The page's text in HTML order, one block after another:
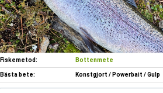
Fiskemetod: Bottenmete
Bästa bete: Konstgjort / Powerbait / Gulp